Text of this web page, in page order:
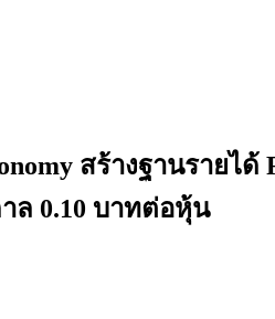
สร้างฐานรายไ
ล 0.10 บาทต่อหุ้น